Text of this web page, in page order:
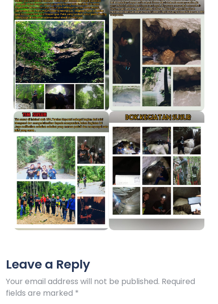
Leave a Reply
Your email address will not be published. Required
fields are marked *